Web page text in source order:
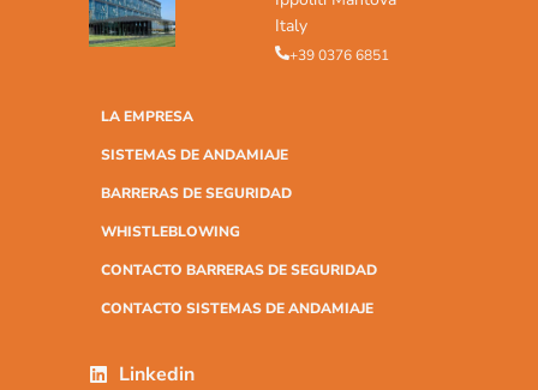
Italy
+39 0376 6851
LA EMPRESA
SISTEMAS DE ANDAMIAJE
BARRERAS DE SEGURIDAD
WHISTLEBLOWING
CONTACTO BARRERAS DE SEGURIDAD
CONTACTO SISTEMAS DE ANDAMIAJE
Linkedin